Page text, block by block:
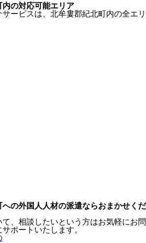
の対応可能エリア
ービスは、北牟婁郡紀北町内の全エリ
の外国人人材の派遣ならおまかせくだ
て、相談したいという方はお気軽にお問
ポートいたします。